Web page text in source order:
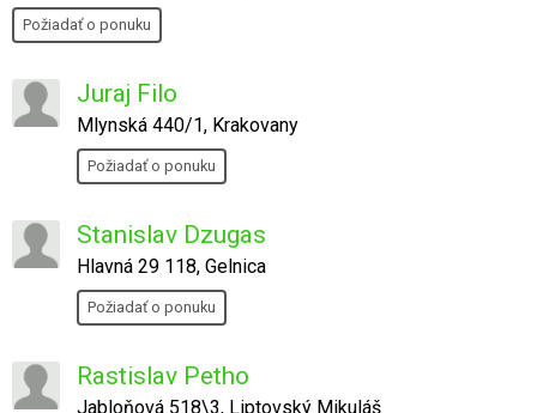
Požiadať o ponuku
Juraj Filo
Mlynská 440/1, Krakovany
Požiadať o ponuku
Stanislav Dzugas
Hlavná 29 118, Gelnica
Požiadať o ponuku
Rastislav Petho
Jabloňová 518\3, Liptovský Mikuláš